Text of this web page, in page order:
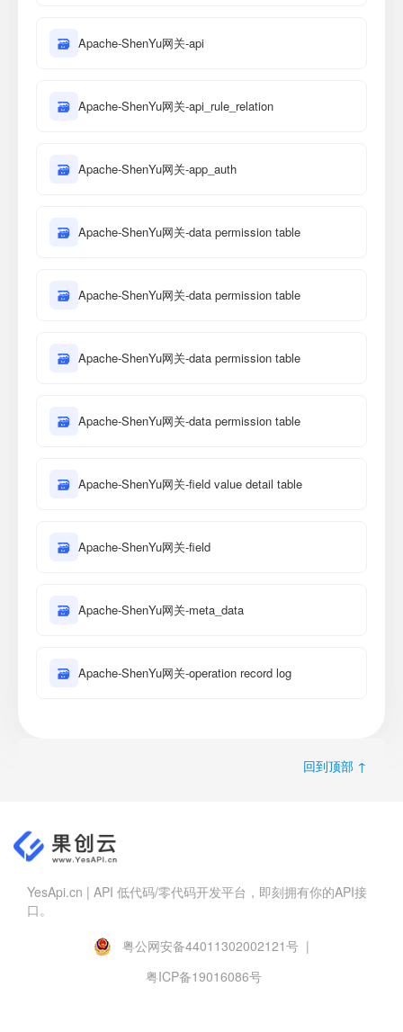
🗃 Apache-ShenYu网关-api
🗃 Apache-ShenYu网关-api_rule_relation
🗃 Apache-ShenYu网关-app_auth
🗃 Apache-ShenYu网关-data permission table
🗃 Apache-ShenYu网关-data permission table
🗃 Apache-ShenYu网关-data permission table
🗃 Apache-ShenYu网关-data permission table
🗃 Apache-ShenYu网关-field value detail table
🗃 Apache-ShenYu网关-field
🗃 Apache-ShenYu网关-meta_data
🗃 Apache-ShenYu网关-operation record log
回到顶部 ↑
YesApi.cn | API 低代码/零代码开发平台，即刻拥有你的API接
口。
粤公网安备44011302002121号 |
粤ICP备19016086号